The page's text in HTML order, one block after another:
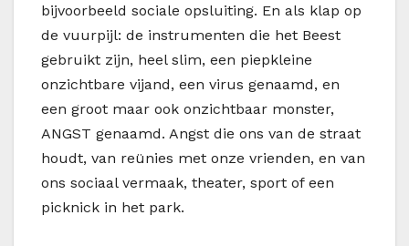
bijvoorbeeld sociale opsluiting. En als klap op
de vuurpijl: de instrumenten die het Beest
gebruikt zijn, heel slim, een piepkleine
onzichtbare vijand, een virus genaamd, en
een groot maar ook onzichtbaar monster,
ANGST genaamd. Angst die ons van de straat
houdt, van reünies met onze vrienden, en van
ons sociaal vermaak, theater, sport of een
picknick in het park.